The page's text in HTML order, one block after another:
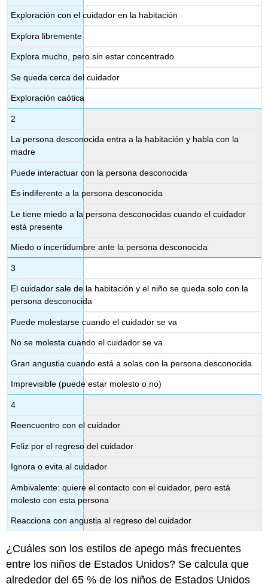
Exploración con el cuidador en la habitación
Explora libremente
Explora mucho, pero sin estar concentrado
Se queda cerca del cuidador
Exploración caótica
2
La persona desconocida entra a la habitación y habla con la
madre
Puede interactuar con la persona desconocida
Es indiferente a la persona desconocida
Le tiene miedo a la persona desconocidas cuando el cuidador
está presente
Miedo o incertidumbre ante la persona desconocida
3
El cuidador sale de la habitación y el niño se queda solo con la
persona desconocida
Puede molestarse cuando el cuidador se va
No se molesta cuando el cuidador se va
Gran angustia cuando está a solas con la persona desconocida
Imprevisible (puede estar molesto o no)
4
Reencuentro con el cuidador
Feliz por el regreso del cuidador
Ignora o evita al cuidador
Ambivalente: quiere el contacto con el cuidador, pero está
molesto con esta persona
Reacciona con angustia al regreso del cuidador
¿Cuáles son los estilos de apego más frecuentes
entre los niños de Estados Unidos? Se calcula que
alrededor del 65 % de los niños de Estados Unidos